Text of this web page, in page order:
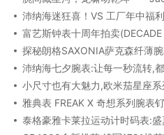
沛纳海迷狂喜！VS 工厂年中福
探秘朗格SAXONIA萨克森纤薄
沛纳海七夕腕表:让每一秒流转,
雅典表 FREAK X 奇想系列腕表
泰格豪雅卡莱拉运动计时码表: